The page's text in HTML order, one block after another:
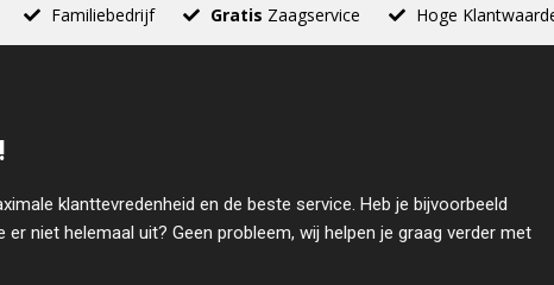
Familiebedrijf Gratis Zaagservice Hoge
klanttevredenheid en de beste service. Heb je bijvoorbeeld
niet helemaal uit? Geen probleem, wij helpen je graag verder met